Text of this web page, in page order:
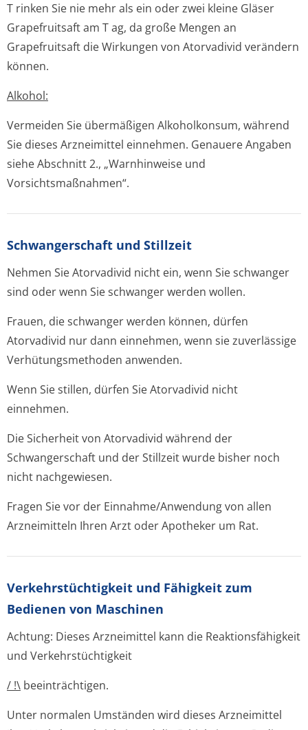
T rinken Sie nie mehr als ein oder zwei kleine Gläser
Grapefruitsaft am T ag, da große Mengen an
Grapefruitsaft die Wirkungen von Atorvadivid verändern
können.
Alkohol:
Vermeiden Sie übermäßigen Alkoholkonsum, während
Sie dieses Arzneimittel einnehmen. Genauere Angaben
siehe Abschnitt 2., „Warnhinweise und
Vorsichtsmaßnah­men“.
Schwangerschaft und Stillzeit
Nehmen Sie Atorvadivid nicht ein, wenn Sie schwanger
sind oder wenn Sie schwanger werden wollen.
Frauen, die schwanger werden können, dürfen
Atorvadivid nur dann einnehmen, wenn sie zuverlässige
Verhütungsmethoden anwenden.
Wenn Sie stillen, dürfen Sie Atorvadivid nicht
einnehmen.
Die Sicherheit von Atorvadivid während der
Schwangerschaft und der Stillzeit wurde bisher noch
nicht nachgewiesen.
Fragen Sie vor der Einnahme/Anwendung von allen
Arzneimitteln Ihren Arzt oder Apotheker um Rat.
Verkehrstüchtig­keit und Fähigkeit zum
Bedienen von Maschinen
Achtung: Dieses Arzneimittel kann die Reaktionsfähigkeit
und Verkehrstüchtigkeit
/ !\ beeinträchtigen.
Unter normalen Umständen wird dieses Arzneimittel